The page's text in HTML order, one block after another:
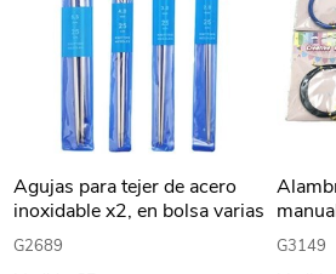
Agujas para tejer de acero
inoxidable x2, en bolsa varias
medidas
G2689
varios
x12
G3149